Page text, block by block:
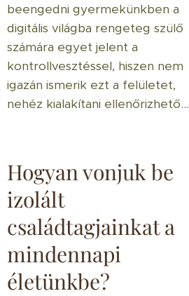
beengedni gyermekünkben a
digitális világba rengeteg szülő
számára egyet jelent a
kontrollvesztéssel, hiszen nem
igazán ismerik ezt a felületet,
nehéz kialakítani ellenőrizhető...
Hogyan vonjuk be
izolált
családtagjainkat a
mindennapi
életünkbe?